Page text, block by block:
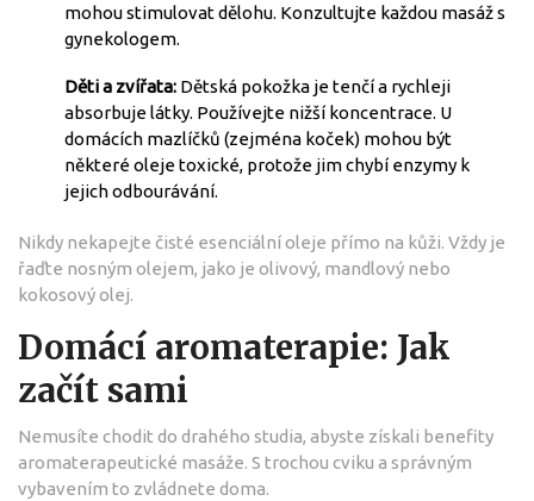
mohou stimulovat dělohu. Konzultujte každou masáž s
gynekologem.
Děti a zvířata: Dětská pokožka je tenčí a rychleji
absorbuje látky. Používejte nižší koncentrace. U
domácích mazlíčků (zejména koček) mohou být
některé oleje toxické, protože jim chybí enzymy k
jejich odbourávání.
Nikdy nekapejte čisté esenciální oleje přímo na kůži. Vždy je
řaďte nosným olejem, jako je olivový, mandlový nebo
kokosový olej.
Domácí aromaterapie: Jak
začít sami
Nemusíte chodit do drahého studia, abyste získali benefity
aromaterapeutické masáže. S trochou cviku a správným
vybavením to zvládnete doma.